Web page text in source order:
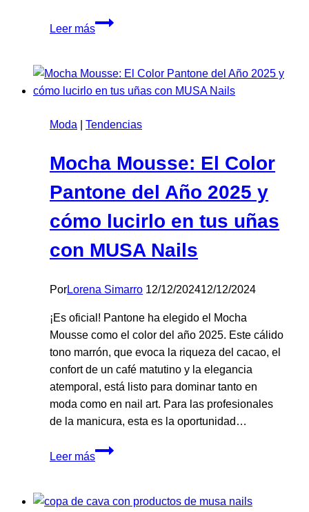
Leer más
Las
serán
tendencia
2025
Moda Tendencias
Mocha Mousse: El Color
Pantone del Año 2025 y
cómo lucirlo en tus uñas
con MUSA Nails
PorLorena Simarro 12/12/202412/12/2024
¡Es oficial! Pantone ha elegido el Mocha
Mousse como el color del año 2025. Este cálido
tono marrón, que evoca la riqueza del cacao, el
confort de un café matutino y la elegancia
atemporal, está listo para dominar tanto en
moda como en nail art. Para las profesionales
de la manicura, esta es la oportunidad…
Leer más
Mocha
Color